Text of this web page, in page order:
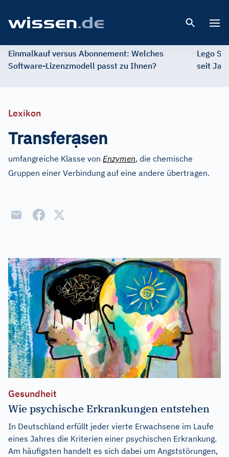
Einmalkauf versus Abonnement: Welches
Software-Lizenzmodell passt zu Ihnen?
Lego
seit
Lexikon
Transferạsen
umfangreiche Klasse von Enzymen, die chemische
Gruppen einer Verbindung auf eine andere übertragen.
Gesundheit
Wie psychische Erkrankungen entstehen
In Deutschland erfüllt jeder vierte Erwachsene im Laufe
eines Jahres die Kriterien einer psychischen Erkrankung.
Am häufigsten handelt es sich dabei um Angststörungen,